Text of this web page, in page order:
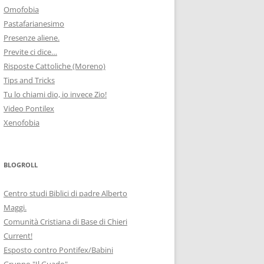
Omofobia
Pastafarianesimo
Presenze aliene.
Previte ci dice…
Risposte Cattoliche (Moreno)
Tips and Tricks
Tu lo chiami dio, io invece Zio!
Video Pontilex
Xenofobia
BLOGROLL
Centro studi Biblici di padre Alberto
Maggi.
Comunità Cristiana di Base di Chieri
Current!
Esposto contro Pontifex/Babini